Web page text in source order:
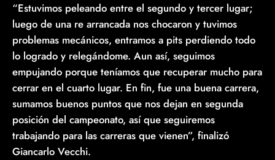
“Estuvimos peleando entre el segundo y tercer lugar;
luego de una re arrancada nos chocaron y tuvimos
problemas mecánicos, entramos a pits perdiendo todo
lo logrado y relegándome. Aun así, seguimos
empujando porque teníamos que recuperar mucho para
cerrar en el cuarto lugar. En fin, fue una buena carrera,
sumamos buenos puntos que nos dejan en segunda
posición del campeonato, así que seguiremos
trabajando para las carreras que vienen”, finalizó
Giancarlo Vecchi.